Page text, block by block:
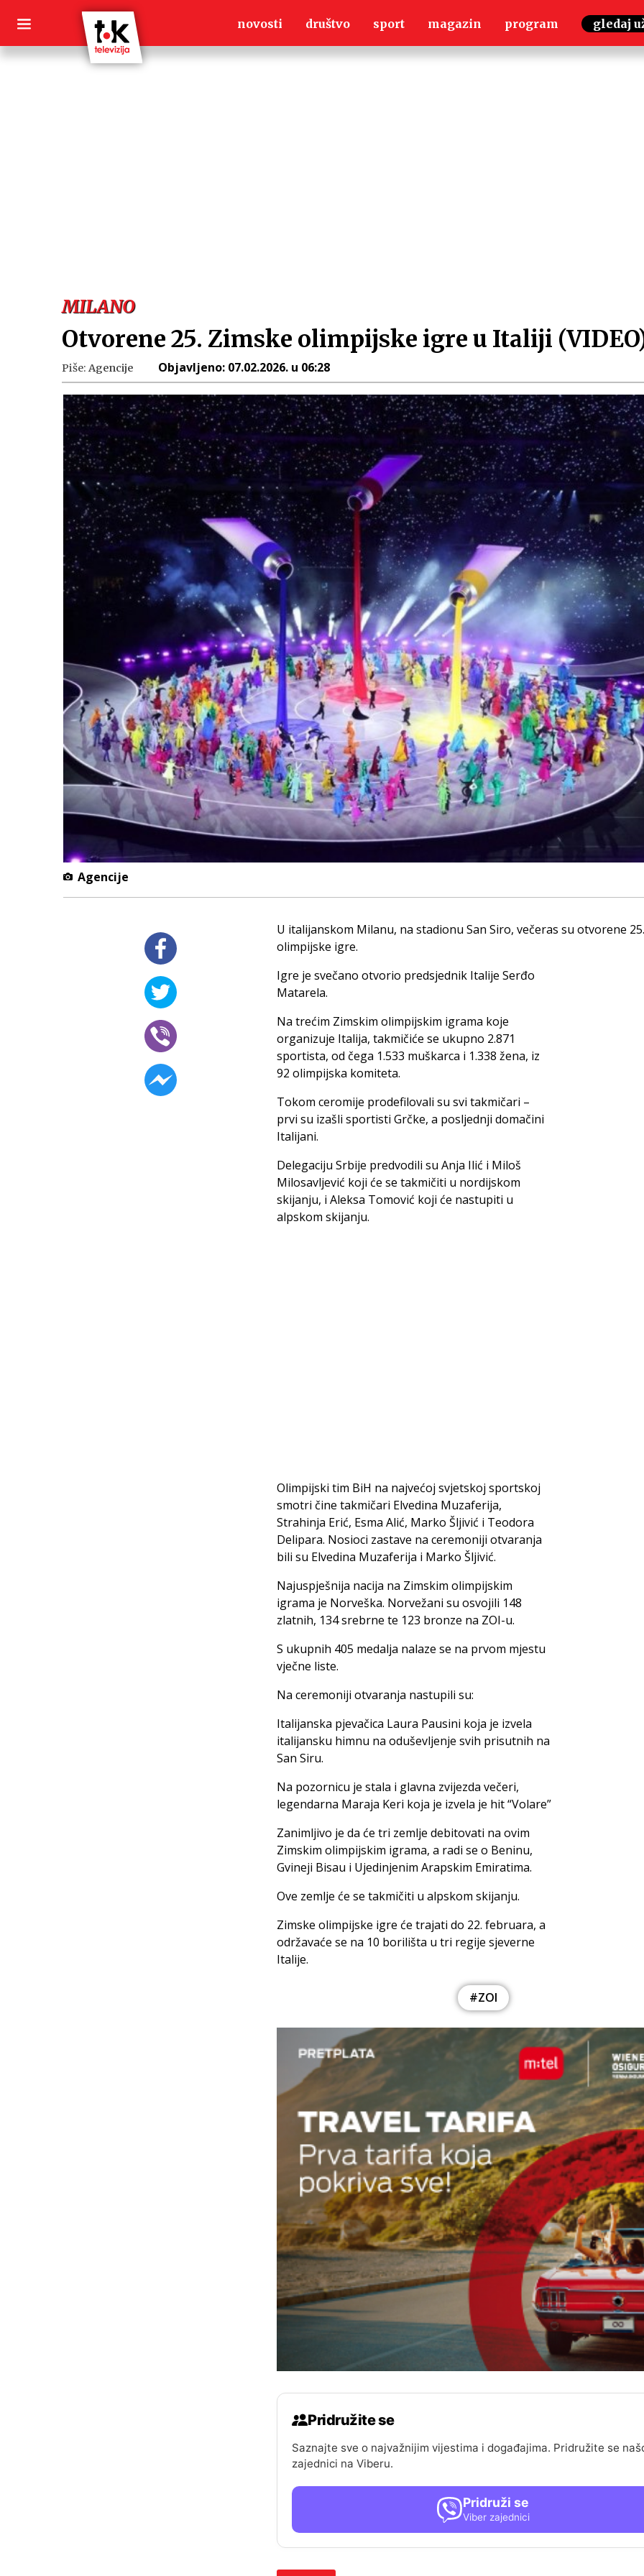
content
novosti društvo sport magazin program gledaj
MILANO
Otvorene 25. Zimske olimpijske igre u Italiji
Piše: Agencije Objavljeno: 07.02.2026. u 06:28
Agencije
U italijanskom Milanu, na stadionu San Siro, večeras su otvorene
olimpijske igre.
Igre je svečano otvorio predsjednik Italije Serđo
Matarela.
Na trećim Zimskim olimpijskim igrama koje
organizuje Italija, takmičiće se ukupno 2.871
sportista, od čega 1.533 muškarca i 1.338 žena, iz
92 olimpijska komiteta.
Tokom ceromije prodefilovali su svi takmičari –
prvi su izašli sportisti Grčke, a posljednji domačini
Italijani.
Delegaciju Srbije predvodili su Anja Ilić i Miloš
Milosavljević koji će se takmičiti u nordijskom
skijanju, i Aleksa Tomović koji će nastupiti u
alpskom skijanju.
Olimpijski tim BiH na najvećoj svjetskoj sportskoj
smotri čine takmičari Elvedina Muzaferija,
Strahinja Erić, Esma Alić, Marko Šljivić i Teodora
Delipara. Nosioci zastave na ceremoniji otvaranja
bili su Elvedina Muzaferija i Marko Šljivić.
Najuspješnija nacija na Zimskim olimpijskim
igrama je Norveška. Norvežani su osvojili 148
zlatnih, 134 srebrne te 123 bronze na ZOI-u.
S ukupnih 405 medalja nalaze se na prvom mjestu
vječne liste.
Na ceremoniji otvaranja nastupili su:
Italijanska pjevačica Laura Pausini koja je izvela
italijansku himnu na oduševljenje svih prisutnih na
San Siru.
Na pozornicu je stala i glavna zvijezda večeri,
legendarna Maraja Keri koja je izvela je hit “Volare”
Zanimljivo je da će tri zemlje debitovati na ovim
Zimskim olimpijskim igrama, a radi se o Beninu,
Gvineji Bisau i Ujedinjenim Arapskim Emiratima.
Ove zemlje će se takmičiti u alpskom skijanju.
Zimske olimpijske igre će trajati do 22. februara, a
održavaće se na 10 borilišta u tri regije sjeverne
Italije.
#ZOI
Pridružite se
Saznajte sve o najvažnijim vijestima i događajima. Pridružite se
zajednici na Viberu.
Pridruži se
Viber zajednici